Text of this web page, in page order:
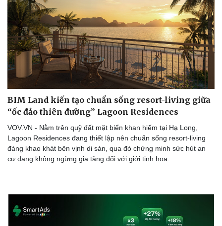
Sức khỏe
Dinh dưỡng - món ngon
Cây thuốc
Sản phụ khoa
Nhi khoa
Nam khoa
Đời sống
Nhà đẹp
Blog
Tình yêu - Gia đình
BIM Land kiến tạo chuẩn sống resort-living giữa
“ốc đảo thiên đường” Lagoon Residences
VOV.VN - Nằm trên quỹ đất mặt biển khan hiếm tại Hạ Long,
Lagoon Residences đang thiết lập nên chuẩn sống resort-living
đáng khao khát bên vịnh di sản, qua đó chứng minh sức hút an
cư đang không ngừng gia tăng đối với giới tinh hoa.